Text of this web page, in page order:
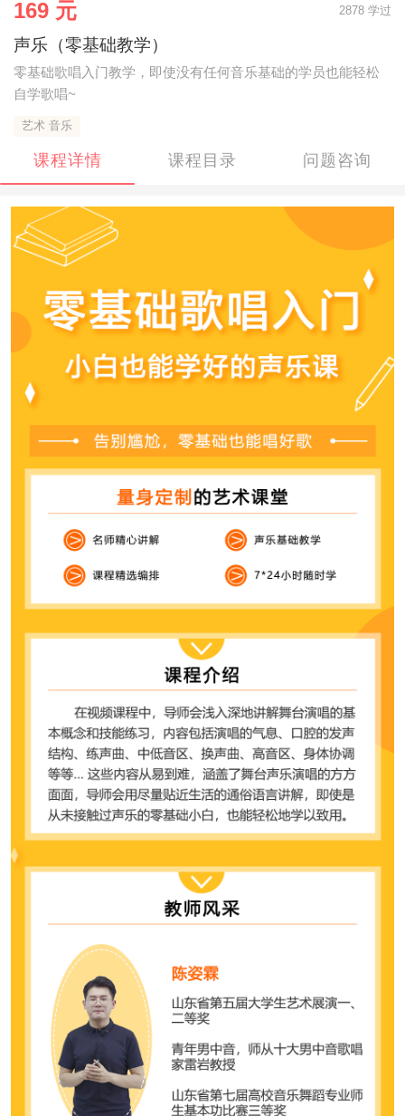
169 元 2878 学过
声乐（零基础教学）
零基础歌唱入门教学，即使没有任何音乐基础的学员也能轻松
自学歌唱~
艺术 音乐
课程详情 课程目录 问题咨询